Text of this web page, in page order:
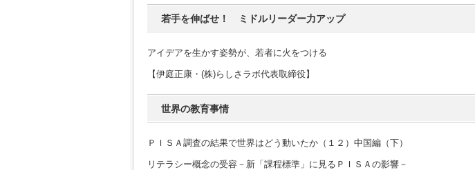
若手を伸ばせ！ ミドルリーダー力アップ
アイデアを生かす姿勢が、若者に火をつける
【伊庭正康・(株)らしさラボ代表取締役】
世界の教育事情
ＰＩＳＡ調査の結果で世界はどう動いたか（１２）中国編（下）
リテラシー概念の受容－新「課程標準」に見るＰＩＳＡの影響－